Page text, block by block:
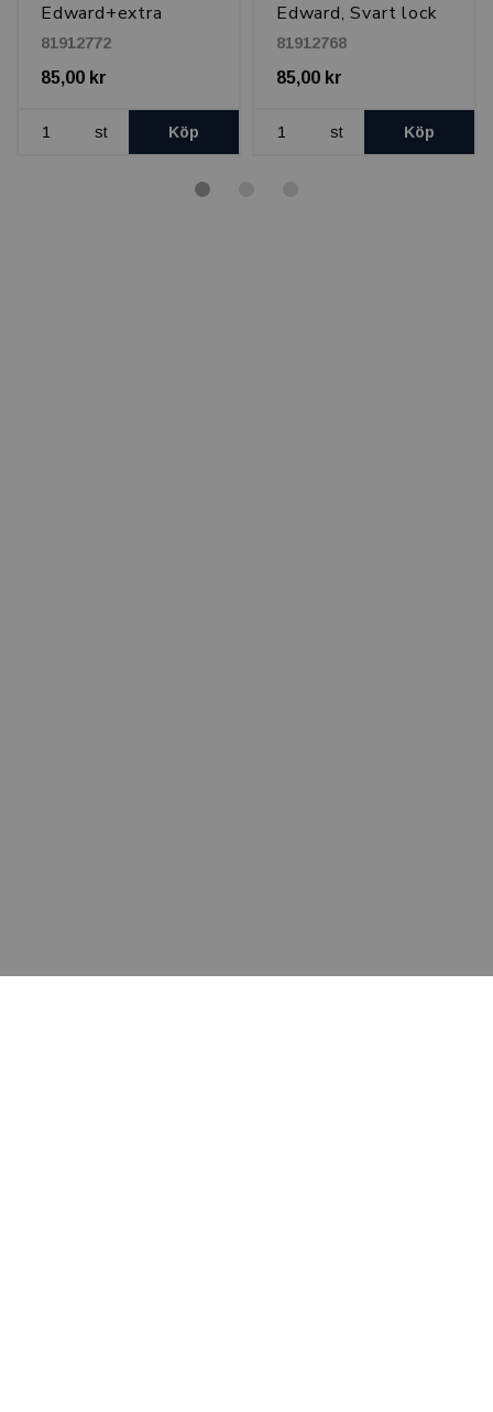
Edward+extra
borsthuvud, Matt
Svart
81912772
85,00 kr
st Köp
Edward, Svart lock
Borstat stål,
fingerprint proof
81912768
85,00 kr
st Köp